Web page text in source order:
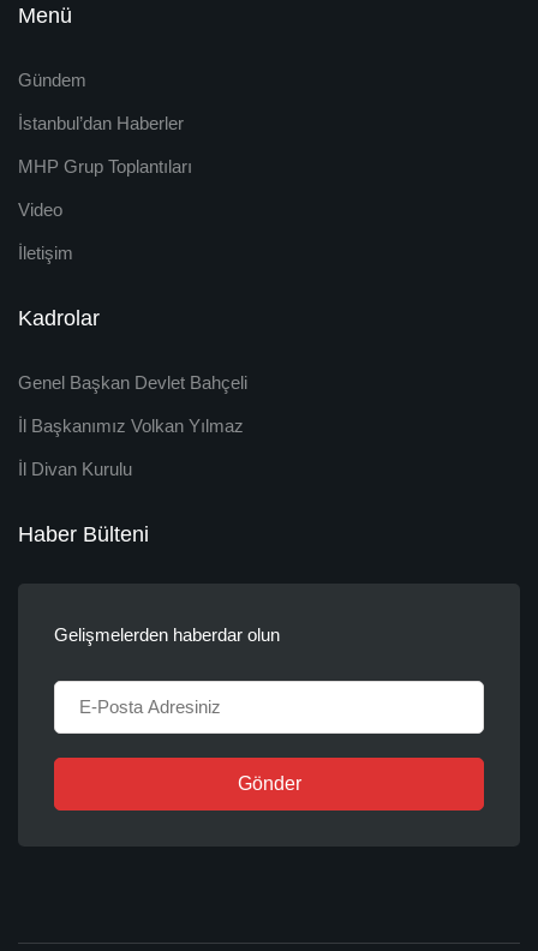
Menü
Gündem
İstanbul’dan Haberler
MHP Grup Toplantıları
Video
İletişim
Kadrolar
Genel Başkan Devlet Bahçeli
İl Başkanımız Volkan Yılmaz
İl Divan Kurulu
Haber Bülteni
Gelişmelerden haberdar olun
Gönder